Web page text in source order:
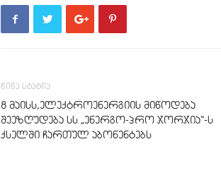
წინა სტატია
8 მაისს,ელექტროენერგიის მიწოდება
შეეზღუდება სს „ენერგო-პრო ჯორჯია“-ს
ქსელში ჩართულ აბონენტებს